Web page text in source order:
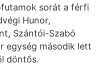
sorát a férfi
Hunor,
Szántói-Szabó
egység második lett
döntős.